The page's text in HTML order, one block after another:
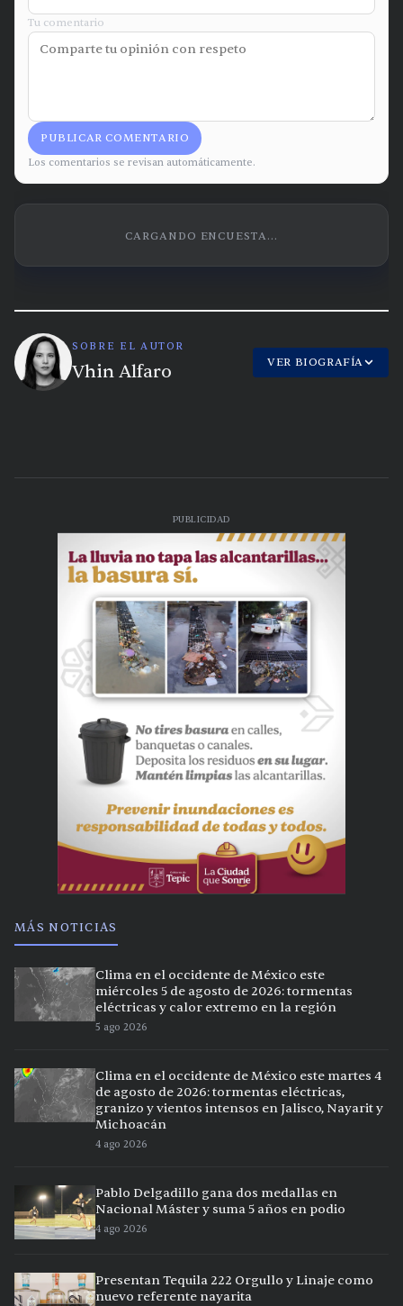
Tu comentario
PUBLICAR COMENTARIO
Los comentarios se revisan automáticamente.
CARGANDO ENCUESTA...
SOBRE EL AUTOR
Vhin Alfaro VER BIOGRAFÍA
PUBLICIDAD
MÁS NOTICIAS
Clima en el occidente de México este
miércoles 5 de agosto de 2026: tormentas
eléctricas y calor extremo en la región
5 ago 2026
Clima en el occidente de México este martes 4
de agosto de 2026: tormentas eléctricas,
granizo y vientos intensos en Jalisco, Nayarit y
Michoacán
4 ago 2026
Pablo Delgadillo gana dos medallas en
Nacional Máster y suma 5 años en podio
4 ago 2026
Presentan Tequila 222 Orgullo y Linaje como
nuevo referente nayarita